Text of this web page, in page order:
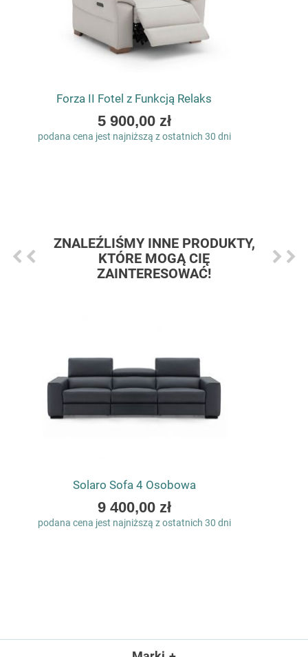
Forza II Fotel z Funkcją Relaks
As
low
5 900,00 zł
podana cena jest najniższą z ostatnich 30 dni
ZNALEŹLIŚMY INNE PRODUKTY,
KTÓRE MOGĄ CIĘ
ZAINTERESOWAĆ!
Solaro Sofa 4 Osobowa
As
low
9 400,00 zł
podana cena jest najniższą z ostatnich 30 dni